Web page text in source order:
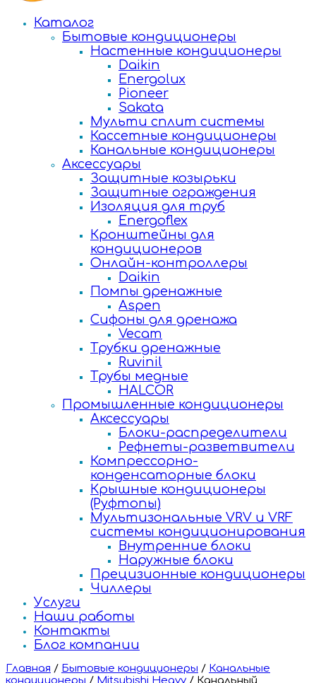
Каталог
Бытовые кондиционеры
Настенные кондиционеры
Daikin
Energolux
Pioneer
Sakata
Мульти сплит системы
Кассетные кондиционеры
Канальные кондиционеры
Аксессуары
Защитные козырьки
Защитные ограждения
Изоляция для труб
Energoflex
Кронштейны для
кондиционеров
Онлайн-контроллеры
Daikin
Помпы дренажные
Aspen
Сифоны для дренажа
Vecam
Трубки дренажные
Ruvinil
Трубы медные
HALCOR
Промышленные кондиционеры
Аксессуары
Блоки-распределители
Рефнеты-разветвители
Компрессорно-
конденсаторные блоки
Крышные кондиционеры
(Руфтопы)
Мультизональные VRV и VRF
системы кондиционирования
Внутренние блоки
Наружные блоки
Прецизионные кондиционеры
Чиллеры
Услуги
Наши работы
Контакты
Блог компании
Главная / Бытовые кондиционеры / Канальные
кондиционеры / Mitsubishi Heavy / Канальный